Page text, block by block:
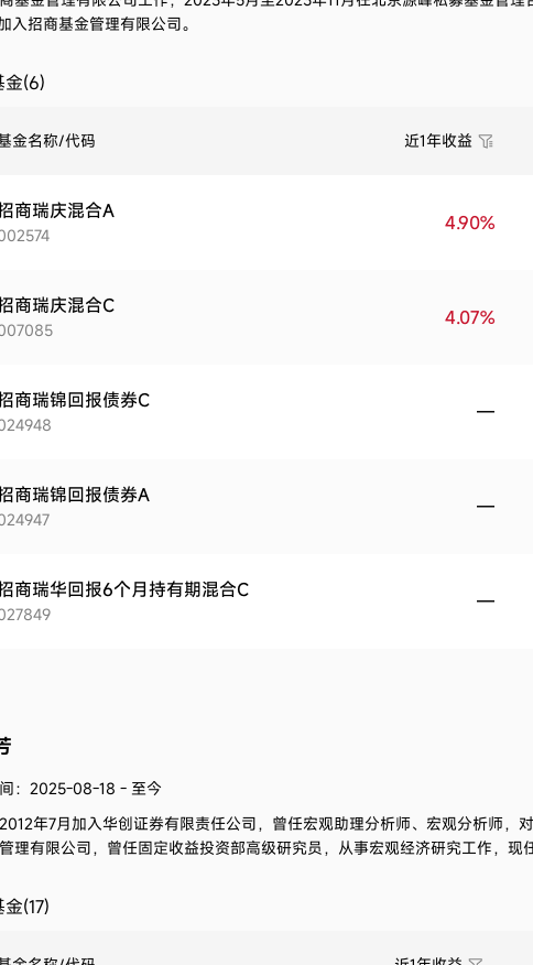
入招商基金管理有限公司。
金(6)
金名称/代码 近1年收益
商瑞庆混合A 4.90%
商瑞庆混合C 4.07%
商瑞锦回报债券C —
商瑞锦回报债券A —
商瑞华回报6个月持有期混合C —
：2025-08-18 - 至今
2012年7月加入华创证券有限责任公司，曾任宏观助理分析师、宏观分析师，
理有限公司，曾任固定收益投资部高级研究员，从事宏观经济研究工作，现
(17)